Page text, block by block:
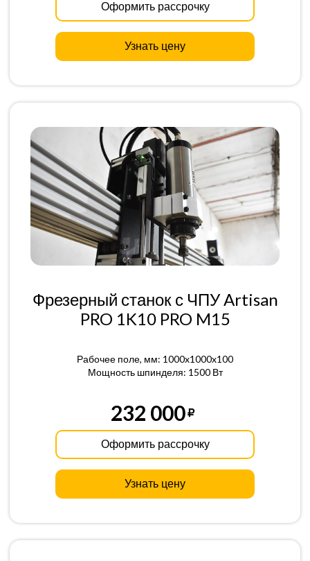
Оформить рассрочку
Узнать цену
Фрезерный станок с ЧПУ Artisan
PRO 1K10 PRO M15
Рабочее поле, мм: 1000x1000x100
Мощность шпинделя: 1500 Вт
232 000
Оформить рассрочку
Узнать цену